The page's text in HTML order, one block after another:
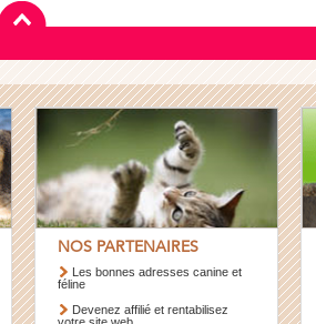
NOS PARTENAIRES
Les bonnes adresses canine et
féline
Devenez affilié et rentabilisez